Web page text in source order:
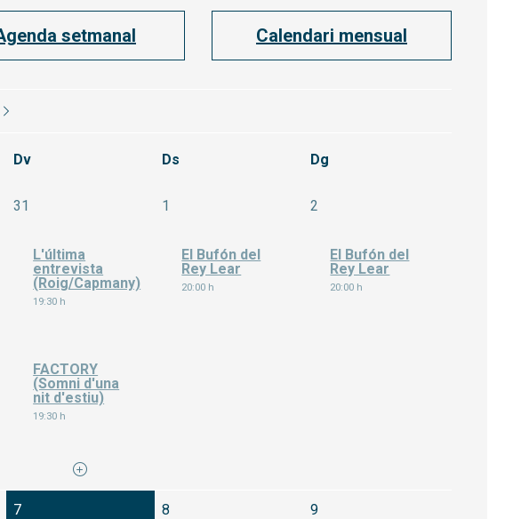
setmanal Calendari mensual
Dv Ds Dg
31 Divendres 31 de juliol
L'última
entrevista
(Roig/Capmany)
19:30 h
FACTORY
(Somni d'una
nit d'estiu)
19:30 h
1
El Bufón del
Rey Lear
20:00 h
2Diumenge 2 d'agost
El Bufón del
Rey Lear
20:00 h
7Divendres 7 d'agost 8Dissabte 8 d'agost 9Diumenge 9 d'agost